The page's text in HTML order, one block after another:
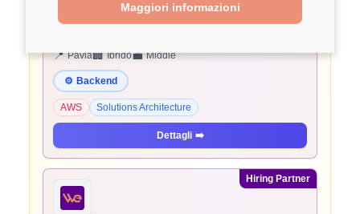
Maggiori informazioni
📍 Pavia🏢 Ibrido💼 Middle
⚙️ Backend
AWS Solutions Architecture
Dettagli ➡️
Hiring Partner